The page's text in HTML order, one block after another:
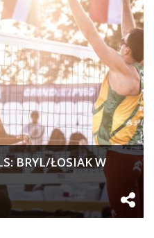
BRYL/ŁOSIAK W